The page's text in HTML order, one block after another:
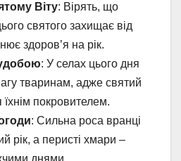
Віту: Вірять, що
святого захищає від
здоров’я на рік.
: У селах цього дня
тваринам, адже святий
їхнім покровителем.
: Сильна роса вранці
рік, а перисті хмари –
днями.